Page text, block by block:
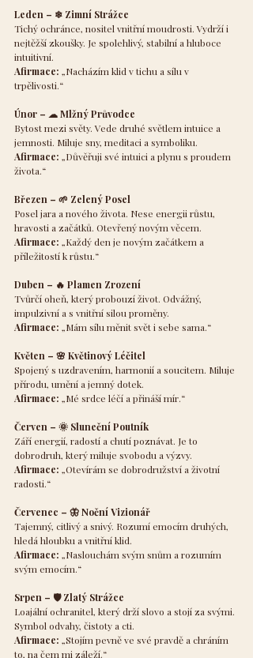
Leden – ❄ Zimní Strážce
Tichý ochránce, nositel vnitřní moudrosti. Vydrží i
nejtěžší zkoušky. Je spolehlivý, stabilní a hluboce
intuitivní.
Afirmace: „Nacházím klid v tichu a sílu v
trpělivosti.“
Únor – ☁ Mlžný Průvodce
Bytost mezi světy. Vede druhé světlem intuice a
jemnosti. Miluje sny, meditaci a symboliku.
Afirmace: „Důvěřuji své intuici a plynu s proudem
života.“
Březen – 🌱 Zelený Posel
Posel jara a nového života. Nese energii růstu,
hravosti a začátků. Otevřený novým věcem.
Afirmace: „Každý den je novým začátkem a
příležitostí k růstu.“
Duben – 🔥 Plamen Zrození
Tvůrčí oheň, který probouzí život. Odvážný,
impulzivní a s vnitřní silou proměny.
Afirmace: „Mám sílu měnit svět i sebe sama.“
Květen – 🌸 Květinový Léčitel
Spojený s uzdravením, harmonií a soucitem. Miluje
přírodu, umění a jemný dotek.
Afirmace: „Mé srdce léčí a přináší mír.“
Červen – 🌞 Sluneční Poutník
Září energií, radostí a chutí poznávat. Je to
dobrodruh, který miluje svobodu a výzvy.
Afirmace: „Otevírám se dobrodružství a životní
radosti.“
Červenec – 🦋 Noční Vizionář
Tajemný, citlivý a snivý. Rozumí emocím druhých,
hledá hloubku a vnitřní klid.
Afirmace: „Naslouchám svým snům a rozumím
svým emocím.“
Srpen – 🛡 Zlatý Strážce
Loajální ochranitel, který drží slovo a stojí za svými.
Symbol odvahy, čistoty a cti.
Afirmace: „Stojím pevně ve své pravdě a chráním
to, na čem mi záleží.“